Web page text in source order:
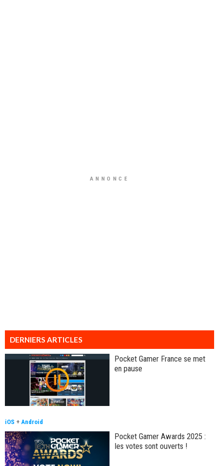
ANNONCE
DERNIERS ARTICLES
Pocket Gamer France se met
en pause
iOS + Android
Pocket Gamer Awards 2025 :
les votes sont ouverts !